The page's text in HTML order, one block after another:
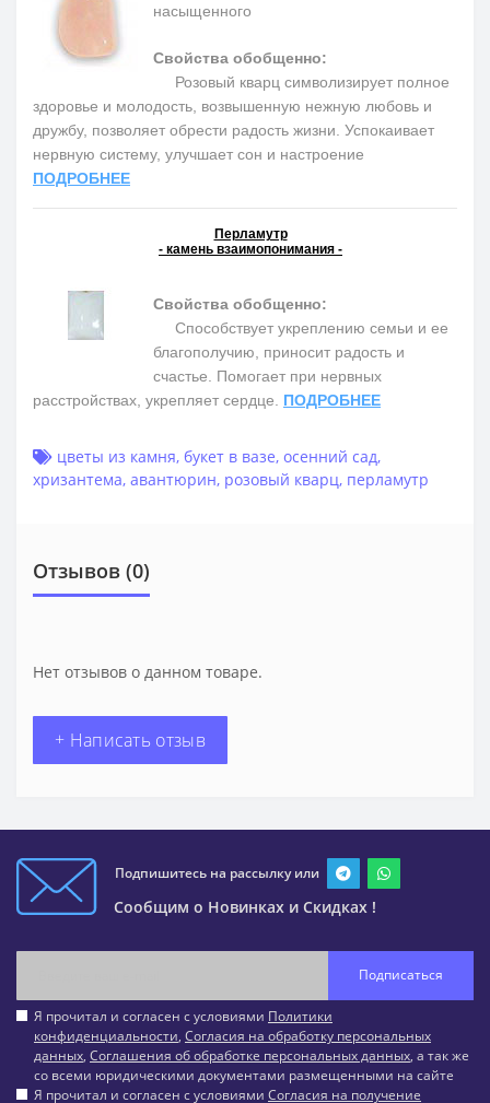
насыщенного
Свойства обобщенно:
Розовый кварц символизирует полное
здоровье и молодость, возвышенную нежную любовь и
дружбу, позволяет обрести радость жизни. Успокаивает
нервную систему, улучшает сон и настроение
ПОДРОБНЕЕ
Перламутр
- камень взаимопонимания -
Свойства обобщенно:
Способствует укреплению семьи и ее
благополучию, приносит радость и
счастье. Помогает при нервных
расстройствах, укрепляет сердце. ПОДРОБНЕЕ
цветы из камня, букет в вазе, осенний сад,
хризантема, авантюрин, розовый кварц, перламутр
Отзывов (0)
Нет отзывов о данном товаре.
+ Написать отзыв
Подпишитесь на рассылку или
Сообщим о Новинках и Скидках !
Подписаться
Я прочитал и согласен с условиями Политики
конфиденциальности, Согласия на обработку персональных
данных, Соглашения об обработке персональных данных, а так же
со всеми юридическими документами размещенными на сайте
Я прочитал и согласен с условиями Согласия на получение